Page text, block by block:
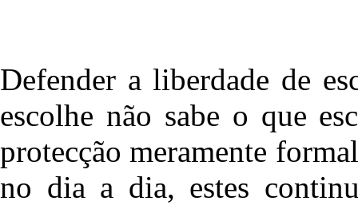
Defender a liberdade de
escolhe não sabe o que
protecção meramente
no dia a dia, estes